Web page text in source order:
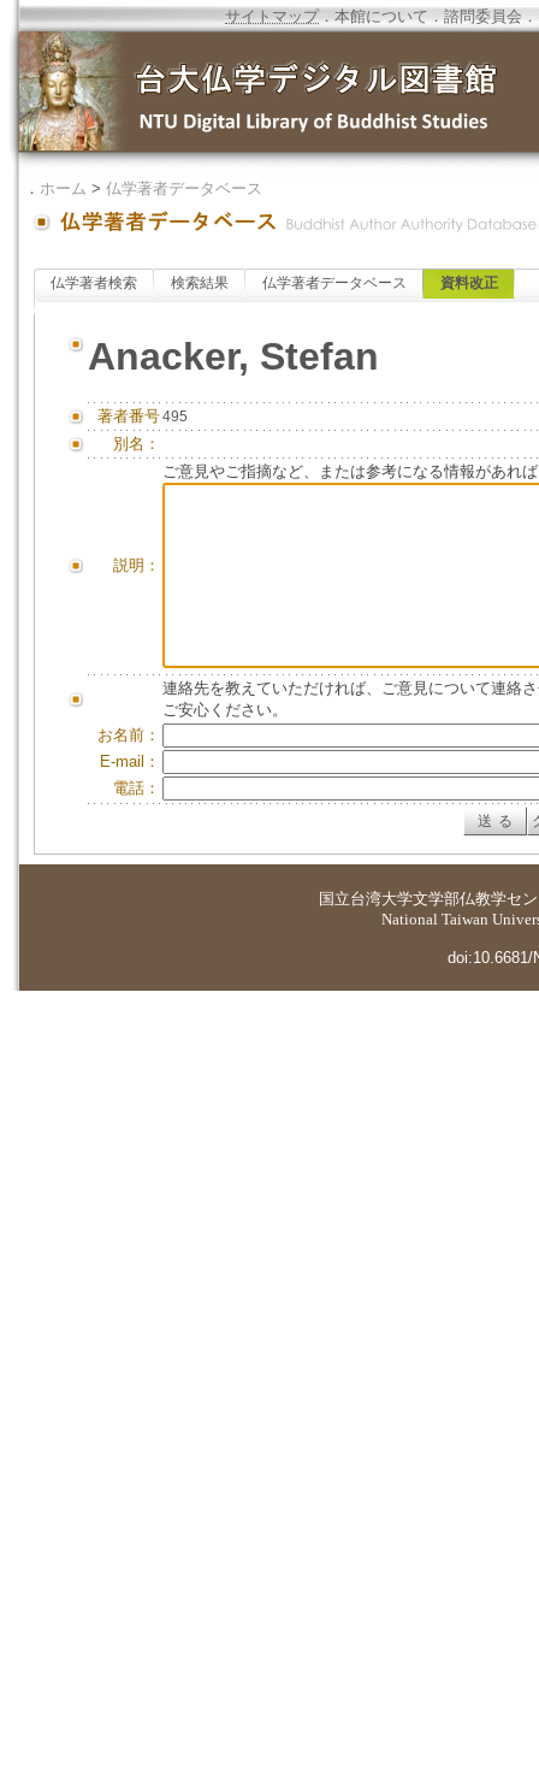
サイトマップ．本館について ．諮問委員会 ．
． ホーム > 仏学著者データベース
仏学著者検索 検索結果 仏学著者データベース 資料改正
Anacker, Stefan
著者番号495
別名：
説明：
ご意見やご指摘など、または参考になる情報があれ
連絡先を教えていただければ、ご意見について連絡
ご安心ください。
お名前：
E-mail：
電話：
国立台湾大学文学部仏教学セ
National Taiwan
doi:10.6681/